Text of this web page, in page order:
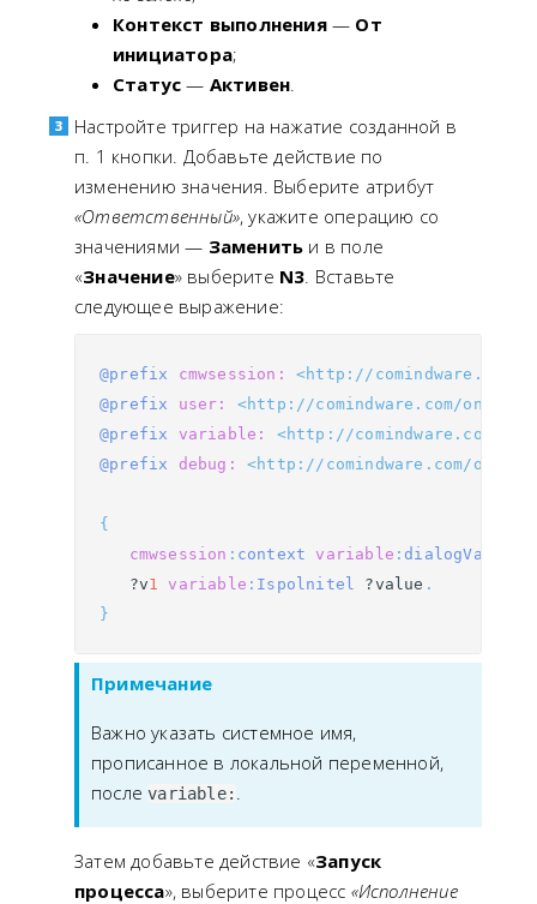
Контекст выполнения— От
инициатора;
Статус — Активен.
Настройте триггер на нажатие созданной в
п. 1 кнопки. Добавьте действие по
изменению значения. Выберите атрибут
«Ответственный», укажите операцию со
значениями — Заменить и в поле
«Значение» выберите N3. Вставьте
следующее выражение:
@prefix cmwsession:
<http://comindware.com/
@prefix
user:
<http://comindware.com/
@prefix
variable:
<http://comindware.com/
@prefix
debug: <http://comindware.com/
{
cmwsession : context variable :
?v1 variable : Ispolnitel ?value .
}
Примечание
Важно указать системное имя,
прописанное в локальной переменной,
послеvariable:
Затем добавьте действие «Запуск
процесса», выберите процесс «Исполнение